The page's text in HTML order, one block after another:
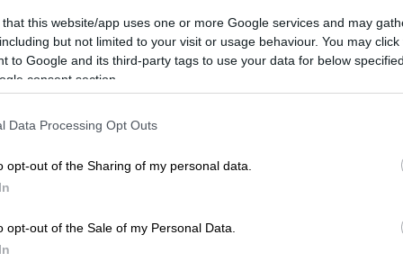
that this website/app uses one or more Google services and may
but not limited to your visit or usage behaviour. You may
to Google and its third-party tags to use your data for below
consent section.
Data Processing Opt Outs
opt-out of the Sharing of my personal data.
opt-out of the Sale of my Personal Data.
την στιγμή που ο πρόεδρος του
της σχέσης του σήμερα με γάμο με
δημιούργησε μία αίσθηση πως
που έχει αναφορές στην Ομπρέλα
του
φάνηκε όχι μόνο από την
ασκήθηκε στον πρόεδρο του ΣΥΡΙΖΑ ΠΣ
αντιπολίτευσης να
χρόνος που ούτως ή άλλως
την στιγμή που διανύουμε το 3ο